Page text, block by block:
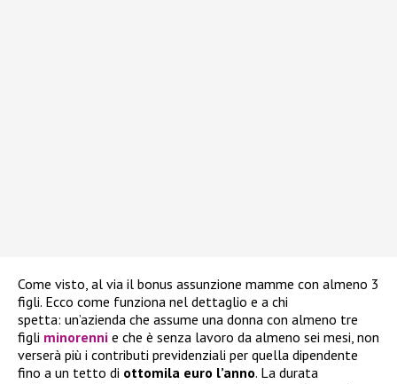
Come visto, al via il bonus assunzione mamme con almeno 3
figli. Ecco come funziona nel dettaglio e a chi
spetta: un’azienda che assume una donna con almeno tre
figli minorenni e che è senza lavoro da almeno sei mesi, non
verserà più i contributi previdenziali per quella dipendente
fino a un tetto di ottomila euro l’anno. La durata